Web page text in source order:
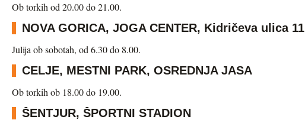
Ob torkih od 20.00 do 21.00.
NOVA GORICA, JOGA CENTER, Kidričeva ulica 11
Julija ob sobotah, od 6.30 do 8.00.
CELJE, MESTNI PARK, OSREDNJA JASA
Ob torkih ob 18.00 do 19.00.
ŠENTJUR, ŠPORTNI STADION